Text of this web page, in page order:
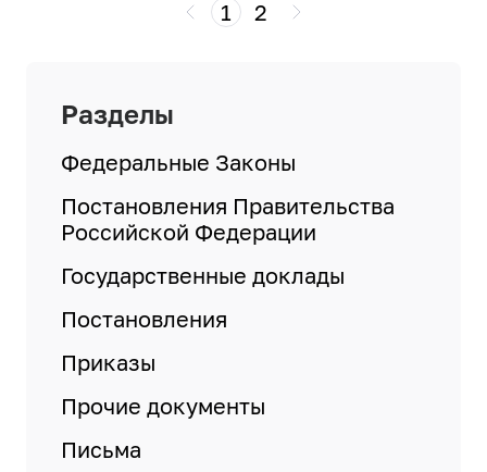
1 2
Разделы
Федеральные Законы
Постановления Правительства
Российской Федерации
Государственные доклады
Постановления
Приказы
Прочие документы
Письма